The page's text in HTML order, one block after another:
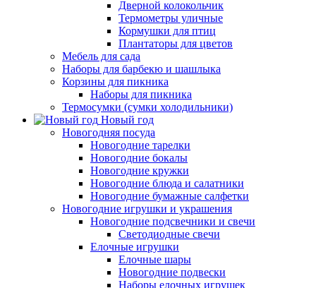
Дверной колокольчик
Термометры уличные
Кормушки для птиц
Плантаторы для цветов
Мебель для сада
Наборы для барбекю и шашлыка
Корзины для пикника
Наборы для пикника
Термосумки (сумки холодильники)
Новый год
Новогодняя посуда
Новогодние тарелки
Новогодние бокалы
Новогодние кружки
Новогодние блюда и салатники
Новогодние бумажные салфетки
Новогодние игрушки и украшения
Новогодние подсвечники и свечи
Светодиодные свечи
Елочные игрушки
Елочные шары
Новогодние подвески
Наборы елочных игрушек